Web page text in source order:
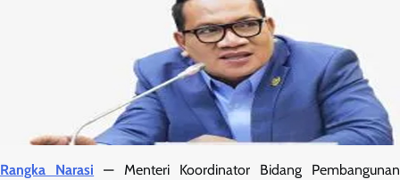
Rangka Narasi — Menteri Koordinator Bidang Pembangunan